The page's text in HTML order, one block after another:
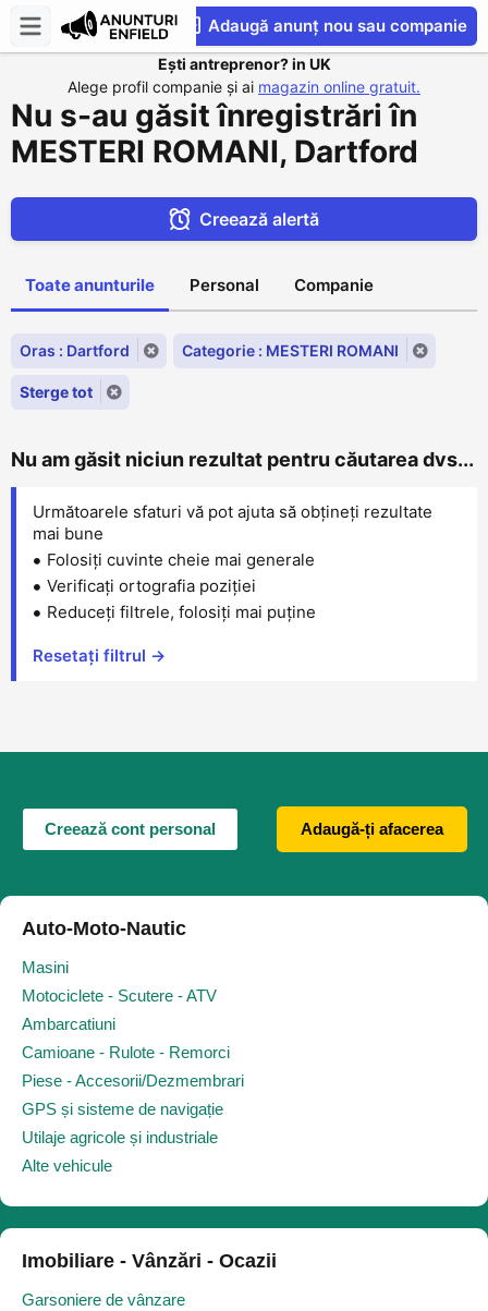
Adaugă anunț nou sau companie
CompaniesS
Ești antreprenor? in UK
Alege profil companie și ai magazin online gratuit.
Nu s-au găsit înregistrări în
MESTERI ROMANI, Dartford
Creează alertă
Toate anunturile Personal Companie
Oras : Dartford Categorie : MESTERI ROMANI
Sterge tot
Nu am găsit niciun rezultat pentru căutarea dvs...
Următoarele sfaturi vă pot ajuta să obțineți rezultate
mai bune
Folosiți cuvinte cheie mai generale
Verificați ortografia poziției
Reduceți filtrele, folosiți mai puține
Resetați filtrul →
Creează cont personal Adaugă-ți afacerea
Auto-Moto-Nautic
Masini
Motociclete - Scutere - ATV
Ambarcatiuni
Camioane - Rulote - Remorci
Piese - Accesorii/Dezmembrari
GPS și sisteme de navigație
Utilaje agricole și industriale
Alte vehicule
Imobiliare - Vânzări - Ocazii
Garsoniere de vânzare